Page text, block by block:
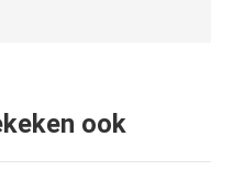
ook